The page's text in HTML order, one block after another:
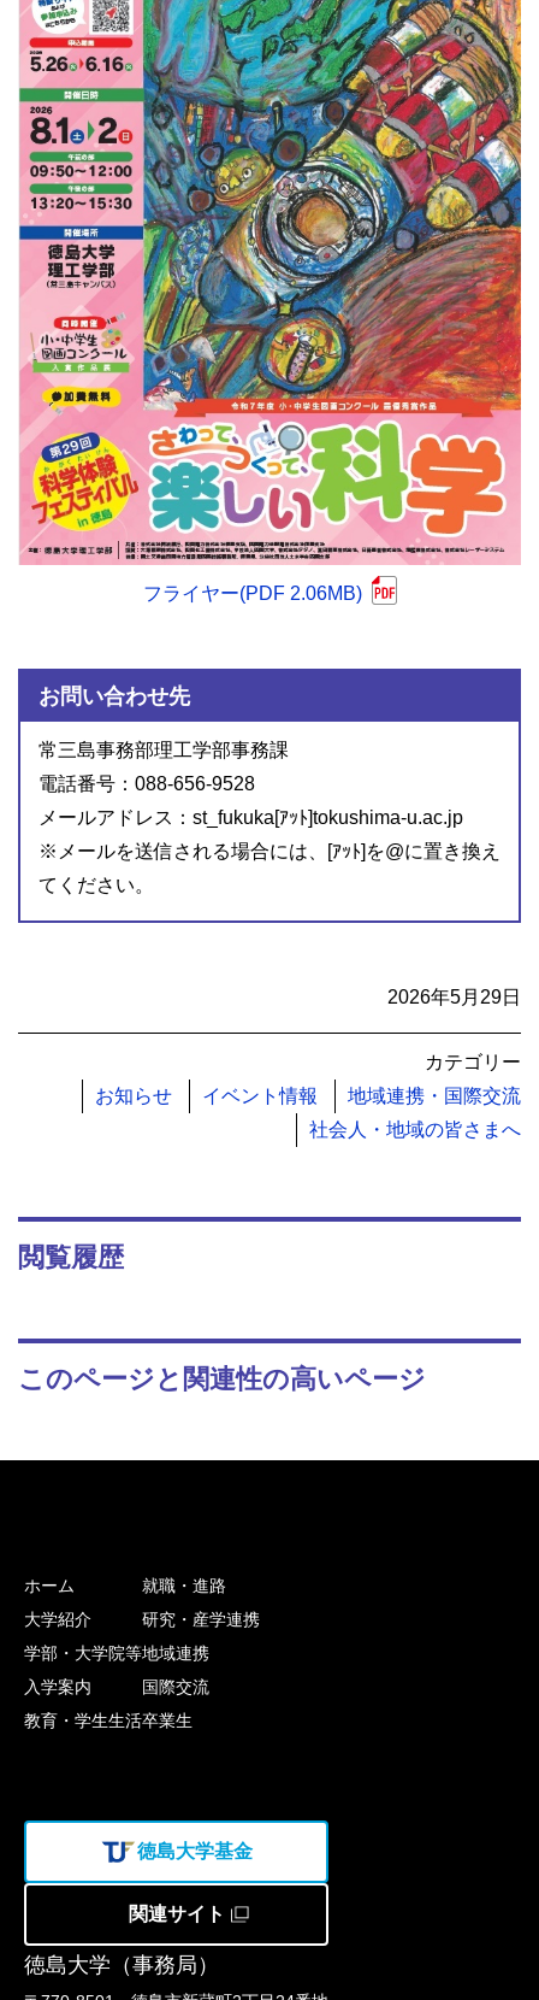
フライヤー(PDF 2.06MB)
お問い合わせ先
常三島事務部理工学部事務課
電話番号：088-656-9528
メールアドレス：st_fukuka[ｱｯﾄ]tokushima-u.ac.jp
※メールを送信される場合には、[ｱｯﾄ]を@に置き換え
てください。
2026年5月29日
カテゴリー
お知らせ
イベント情報
地域連携・国際交流
社会人・地域の皆さまへ
閲覧履歴
このページと関連性の高いページ
徳島大学（事務局）
ホーム
大学紹介
学部・大学院等
入学案内
教育・学生生活
就職・進路
研究・産学連携
地域連携
国際交流
卒業生
徳島大学基金
関連サイト